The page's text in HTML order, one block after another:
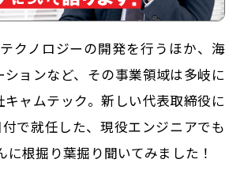
用法
運営会社
お問い合わせ
クノロジーの開発を行うほか、海
ョンなど、その事業領域は多岐に
キャムテック。新しい代表取締役に
で就任した、現役エンジニアでも
に根掘り葉掘り聞いてみました！